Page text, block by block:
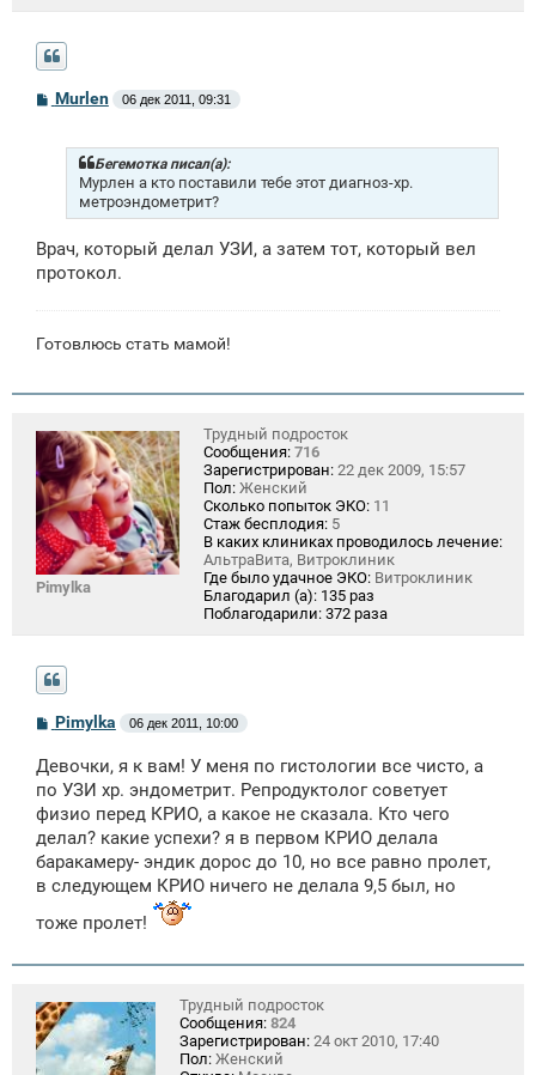
С
о
Murlen 06 дек 2011, 09:31
Бегемотка писал(а):
Мурлен а кто поставили тебе этот диагноз-хр.
метроэндометрит?
Врач, который делал УЗИ, а затем тот, который вел
протокол.
Готовлюсь стать мамой!
Pimylka
Трудный подросток
Сообщения: 716
Зарегистрирован: 22 дек 2009, 15:57
Пол: Женский
Сколько попыток ЭКО: 11
Стаж бесплодия: 5
В каких клиниках проводилось лечение:
АльтраВита, Витроклиник
Где было удачное ЭКО: Витроклиник
Благодарил (а): 135 раз
Поблагодарили: 372 раза
С
б
щ
н
и
Pimylka 06 дек 2011, 10:00
Девочки, я к вам! У меня по гистологии все чисто, а
по УЗИ хр. эндометрит. Репродуктолог советует
физио перед КРИО, а какое не сказала. Кто чего
делал? какие успехи? я в первом КРИО делала
баракамеру- эндик дорос до 10, но все равно пролет,
в следующем КРИО ничего не делала 9,5 был, но
тоже пролет!
Трудный подросток
Сообщения: 824
Зарегистрирован: 24 окт 2010, 17:40
Пол: Женский